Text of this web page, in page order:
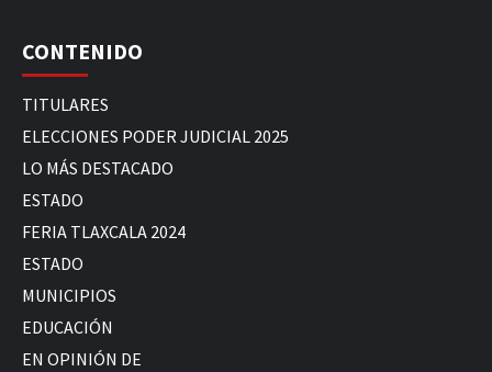
CONTENIDO
TITULARES
ELECCIONES PODER JUDICIAL 2025
LO MÁS DESTACADO
ESTADO
FERIA TLAXCALA 2024
ESTADO
MUNICIPIOS
EDUCACIÓN
EN OPINIÓN DE